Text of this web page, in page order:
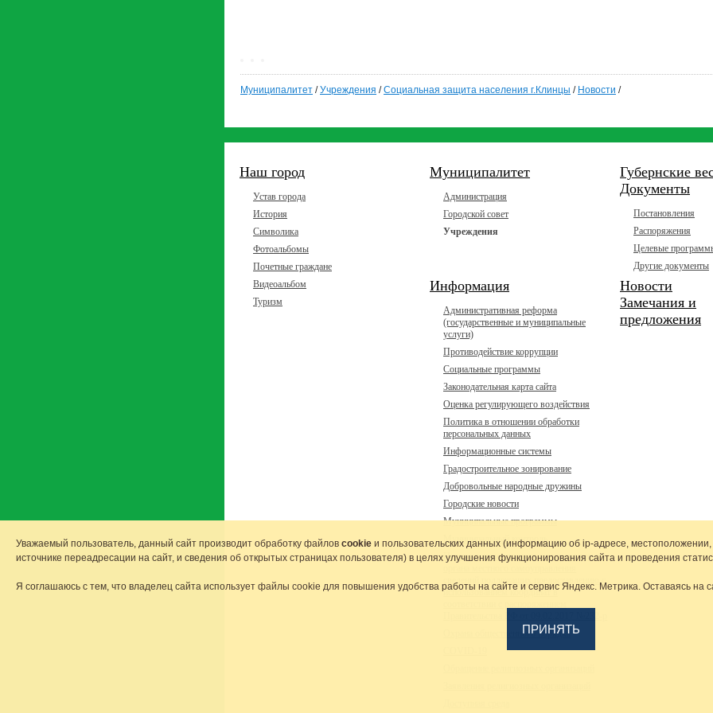
Муниципалитет /Учреждения /Социальная защита населения г.Клинцы / Новости /
Наш город
Устав города
История
Символика
Фотоальбомы
Почетные граждане
Видеоальбом
Туризм
Муниципалитет
Администрация
Городской совет
Учреждения
Губернские
Документы
Постановления
Распоряжения
Целевые
Другие документы
Информация
Административная реформа
(государственные и муниципальные
услуги)
Противодействие коррупции
Социальные программы
Законодательная карта сайта
Оценка регулирующего воздействия
Политика в отношении обработки
персональных данных
Информационные системы
Градостроительное зонирование
Добровольные народные дружины
Городские новости
Муниципальные программы
Муниципальный контроль
Перечень находящихся в распоряжении
сведений подлежащих предоставлению с
использованием координат в
Охрана общественного порядка
Новости
Замечания и
предложения
Уважаемый пользователь, данный сайт производит обработку файлов cookie и пользовательских данных (информацию об ip-адресе,
источнике переадресации на сайт, и сведения об открытых страницах пользователя) в целях улучшения функционирования сайта и проведения
Я соглашаюсь с тем, что владелец сайта использует файлы cookie для повышения удобства работы на сайте и сервис Яндекс. Метрика. Оставаясь на
ПРИНЯТЬ